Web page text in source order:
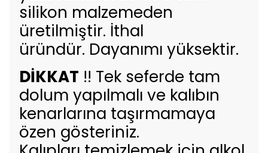
silikon malzemeden
üretilmiştir. İthal
üründür. Dayanımı yüksektir.
DİKKAT !! Tek seferde tam
dolum yapılmalı ve kalıbın
kenarlarına taşırmamaya
özen gösteriniz.